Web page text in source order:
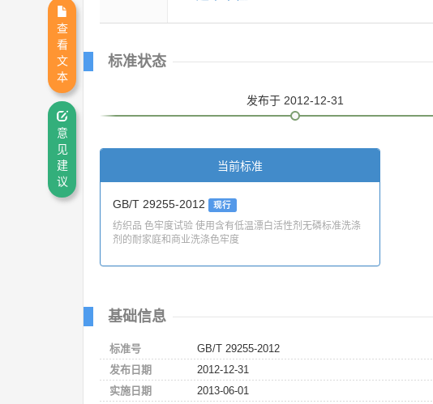
标准状态
发布于 2012-12-31
当前标准
GB/T 29255-2012 现行
纺织品 色牢度试验 使用含有低温漂白活性剂无磷标准洗涤
剂的耐家庭和商业洗涤色牢度
基础信息
标准号
GB/T 29255-2012
发布日期
2012-12-31
实施日期
2013-06-01
查
看
文
本
意
见
建
议